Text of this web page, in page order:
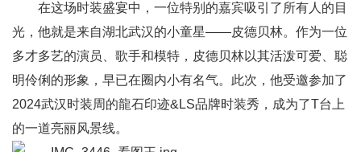
在这场时装盛宴中，一位特别的嘉宾吸引了所有人的目
光，他就是来自湖北武汉的小童星——皮德贝林。作为一位
多才多艺的演员、歌手和模特，皮德贝林以其活泼可爱、聪
明伶俐的形象，早已在圈内小有名气。此次，他受邀参加了
2024武汉时装周的龍石印迹&LS品牌时装秀，成为了T台上
的一道亮丽风景线。